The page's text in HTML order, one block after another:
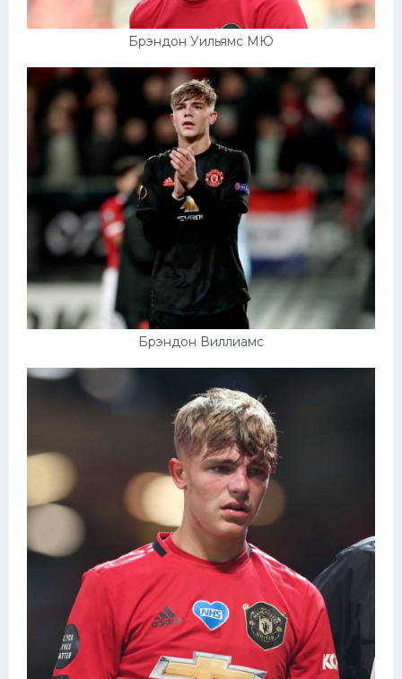
Брэндон Уильямс МЮ
Брэндон Виллиамс